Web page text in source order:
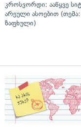
კროსვორდი: ააწყვე
არეული ასოებით (თემა:
ზაფხული)